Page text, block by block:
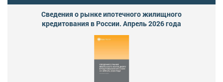
Сведения о рынке ипотечного жилищного
кредитования в России. Апрель 2026 года